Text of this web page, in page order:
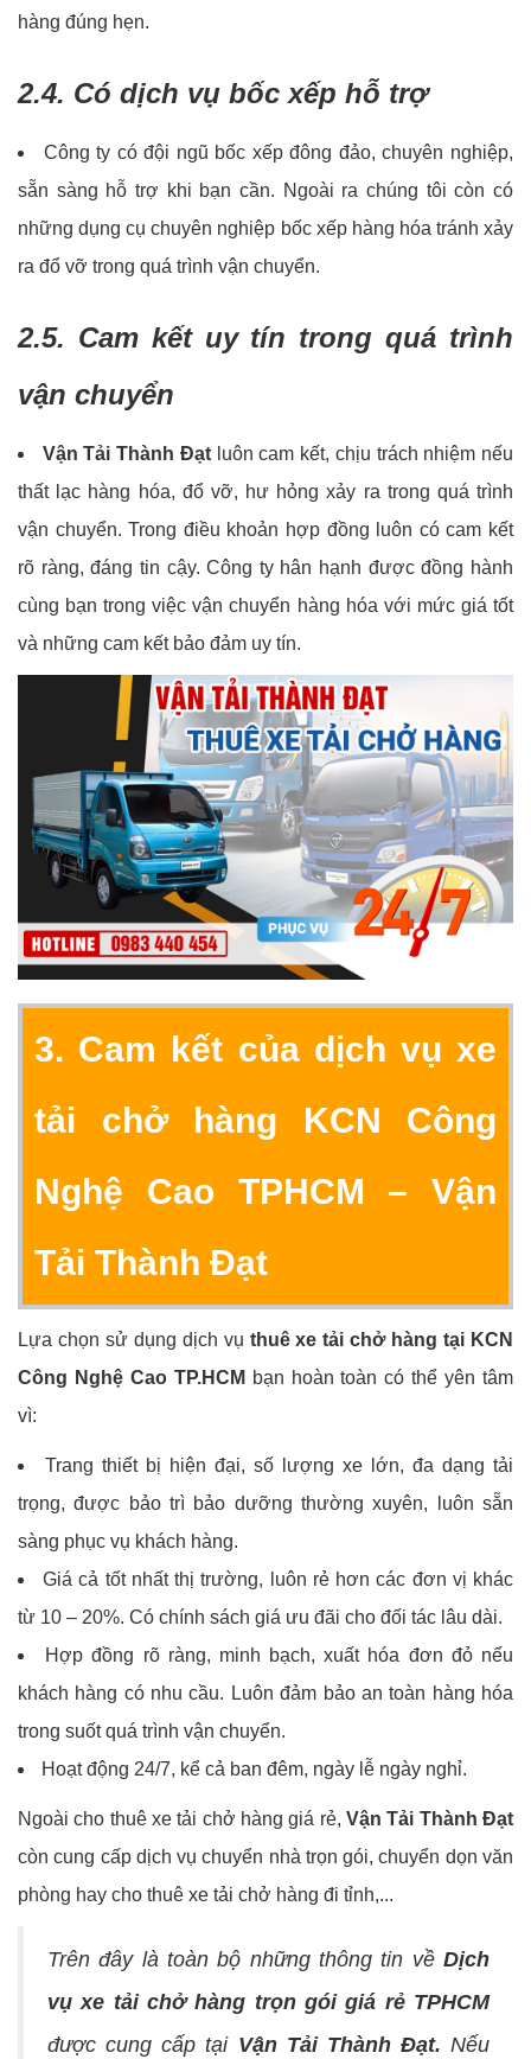
hàng đúng hẹn.
2.4. Có dịch vụ bốc xếp hỗ trợ
Công ty có đội ngũ bốc xếp đông đảo, chuyên nghiệp,
sẵn sàng hỗ trợ khi bạn cần. Ngoài ra chúng tôi còn có
những dụng cụ chuyên nghiệp bốc xếp hàng hóa tránh xảy
ra đổ vỡ trong quá trình vận chuyển.
2.5. Cam kết uy tín trong quá trình
vận chuyển
Vận Tải Thành Đạtluôn cam kết, chịu trách nhiệm nếu
thất lạc hàng hóa, đổ vỡ, hư hỏng xảy ra trong quá trình
vận chuyển. Trong điều khoản hợp đồng luôn có cam kết
rõ ràng, đáng tin cậy. Công ty hân hạnh được đồng hành
cùng bạn trong việc vận chuyển hàng hóa với mức giá tốt
và những cam kết bảo đảm uy tín.
3. Cam kết của dịch vụ xe
tải chở hàng KCN Công
Nghệ Cao TPHCM – Vận
Tải Thành Đạt
Lựa chọn sử dụng dịch vụ thuê xe tải chở hàng tại KCN
Công Nghệ Cao TP.HCM bạn hoàn toàn có thể yên tâm
vì:
Trang thiết bị hiện đại, số lượng xe lớn, đa dạng tải
trọng, được bảo trì bảo dưỡng thường xuyên, luôn sẵn
sàng phục vụ khách hàng.
Giá cả tốt nhất thị trường, luôn rẻ hơn các đơn vị khác
từ 10 – 20%. Có chính sách giá ưu đãi cho đối tác lâu dài.
Hợp đồng rõ ràng, minh bạch, xuất hóa đơn đỏ nếu
khách hàng có nhu cầu. Luôn đảm bảo an toàn hàng hóa
trong suốt quá trình vận chuyển.
Hoạt động 24/7, kể cả ban đêm, ngày lễ ngày nghỉ.
Ngoài cho thuê xe tải chở hàng giá rẻ, Vận Tải Thành Đạt
còn cung cấp dịch vụ chuyển nhà trọn gói, chuyển dọn văn
phòng hay cho thuê xe tải chở hàng đi tỉnh,...
Trên đây là toàn bộ những thông tin về Dịch
vụ xe tải chở hàng trọn gói giá rẻ TPHCM
được cung cấp tại Vận Tải Thành Đạt. Nếu